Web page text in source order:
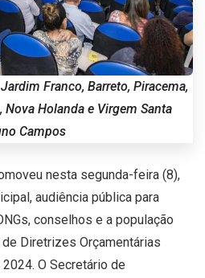
Franco, Barreto, Piracema,
Nova Holanda e Virgem Santa
Campos
nesta segunda-feira (8),
audiência pública para
conselhos e a população
Diretrizes Orçamentárias
O Secretário de